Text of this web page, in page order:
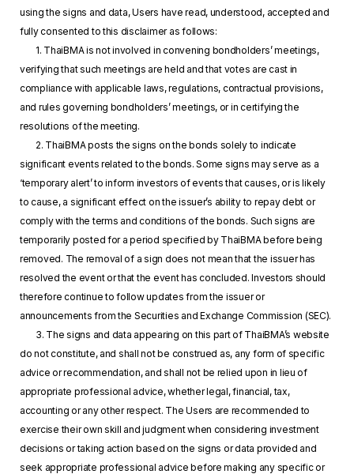
using the signs and data, Users have read, understood, accepted and
fully consented to this disclaimer as follows:
1. ThaiBMA is not involved in convening bondholders’ meetings,
verifying that such meetings are held and that votes are cast in
compliance with applicable laws, regulations, contractual provisions,
and rules governing bondholders’ meetings, or in certifying the
resolutions of the meeting.
2. ThaiBMA posts the signs on the bonds solely to indicate
significant events related to the bonds. Some signs may serve as a
‘temporary alert’ to inform investors of events that causes, or is likely
to cause, a significant effect on the issuer’s ability to repay debt or
comply with the terms and conditions of the bonds. Such signs are
temporarily posted for a period specified by ThaiBMA before being
removed. The removal of a sign does not mean that the issuer has
resolved the event or that the event has concluded. Investors should
therefore continue to follow updates from the issuer or
announcements from the Securities and Exchange Commission (SEC).
3. The signs and data appearing on this part of ThaiBMA’s website
do not constitute, and shall not be construed as, any form of specific
advice or recommendation, and shall not be relied upon in lieu of
appropriate professional advice, whether legal, financial, tax,
accounting or any other respect. The Users are recommended to
exercise their own skill and judgment when considering investment
decisions or taking action based on the signs or data provided and
seek appropriate professional advice before making any specific or